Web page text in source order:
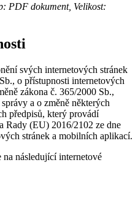
PDF dokument, Velikost:
svých internetových stránek
o přístupnosti internetových
zákona č. 365/2000 Sb.,
a o změně některých
předpisů, který provádí
Rady (EU) 2016/2102 ze dne
stránek a mobilních aplikací.
na následující internetové